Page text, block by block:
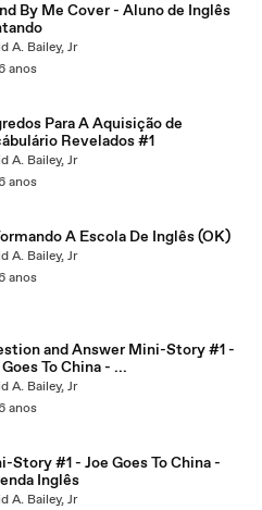
By Me Cover - Aluno de Inglês
A. Bailey, Jr
anos
Para A Aquisição de
Vocábulário Revelados #1
A. Bailey, Jr
anos
A Escola De Inglês (OK)
A. Bailey, Jr
anos
and Answer Mini-Story #1 -
To China - ...
A. Bailey, Jr
anos
Story #1 - Joe Goes To China -
Inglês
A. Bailey, Jr